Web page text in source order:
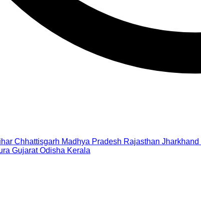
Chhattisgarh Madhya Pradesh Rajasthan Jharkhand
Gujarat Odisha Kerala